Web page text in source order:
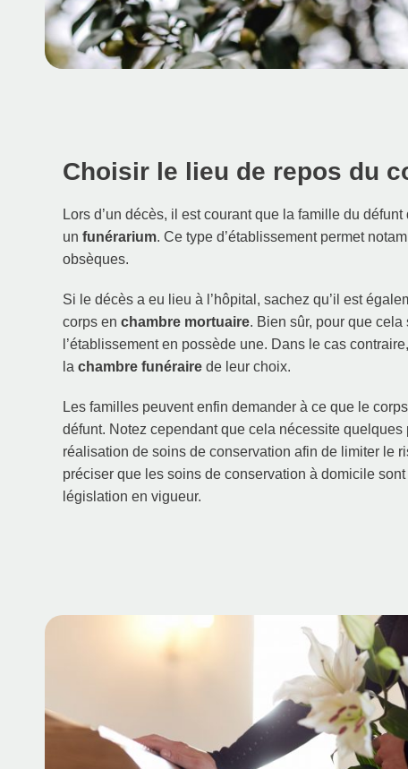
Choisir le lieu de repos du
Lors d’un décès, il est courant que la famille du
un funérarium. Ce type d’établissement permet
obsèques.
Si le décès a eu lieu à l’hôpital, sachez qu’il est
corps en chambre mortuaire. Bien sûr, pour que
l’établissement en possède une. Dans le cas
la chambre funéraire de leur choix.
Les familles peuvent enfin demander à ce que le
défunt. Notez cependant que cela nécessite
réalisation de soins de conservation afin de limiter le
préciser que les soins de conservation à domicile
législation en vigueur.